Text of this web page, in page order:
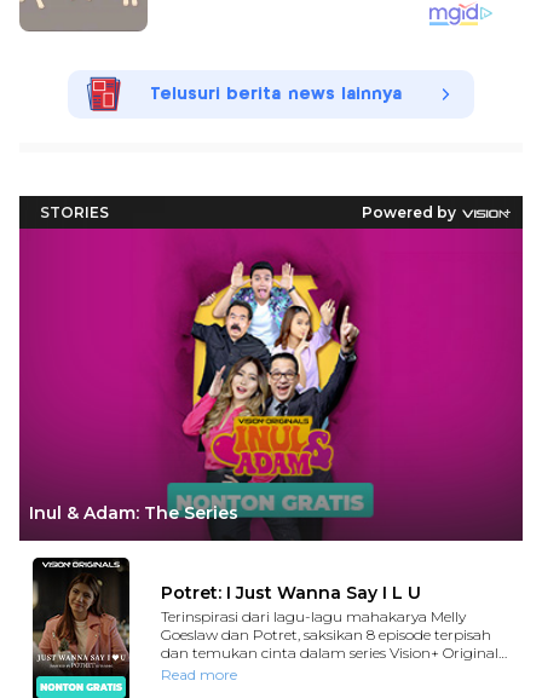
Telusuri berita news lainnya